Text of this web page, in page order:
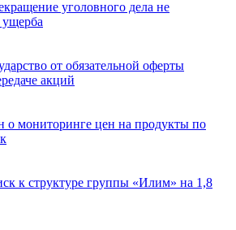
уголовного дела не
ущерба
от обязательной оферты
акций
о мониторинге цен на продукты по
к структуре группы «Илим» на 1,8